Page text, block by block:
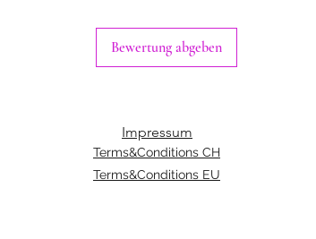
Bewertung abgeben
Impressum
Terms&Conditions CH
Terms&Conditions EU